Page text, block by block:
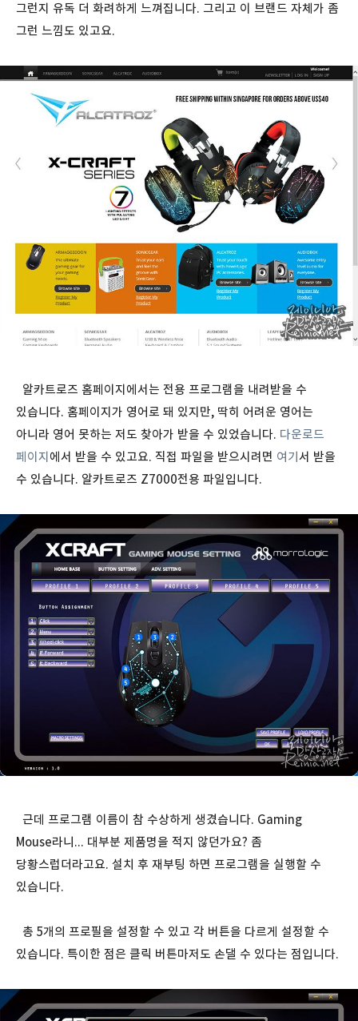
그런지 유독 더 화려하게 느껴집니다. 그리고 이 브랜드 자체가 좀
그런 느낌도 있고요.
알카트로즈 홈페이지에서는 전용 프로그램을 내려받을 수
있습니다. 홈페이지가 영어로 돼 있지만, 딱히 어려운 영어는
아니라 영어 못하는 저도 찾아가 받을 수 있었습니다. 다운로드
페이지에서 받을 수 있고요. 직접 파일을 받으시려면 여기서 받을
수 있습니다. 알카트로즈 Z7000전용 파일입니다.
근데 프로그램 이름이 참 수상하게 생겼습니다. Gaming
Mouse라니... 대부분 제품명을 적지 않던가요? 좀
당황스럽더라고요. 설치 후 재부팅 하면 프로그램을 실행할 수
있습니다.
총 5개의 프로필을 설정할 수 있고 각 버튼을 다르게 설정할 수
있습니다. 특이한 점은 클릭 버튼마저도 손댈 수 있다는 점입니다.